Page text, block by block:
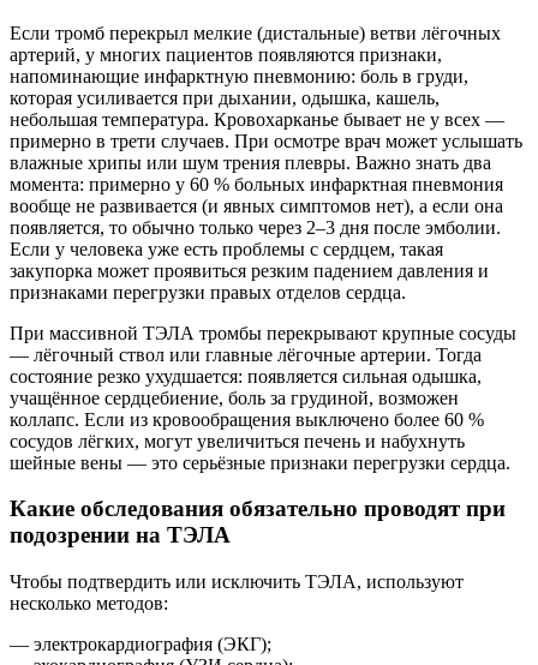
Если тромб перекрыл мелкие (дистальные) ветви лёгочных
артерий, у многих пациентов появляются признаки,
напоминающие инфарктную пневмонию: боль в груди,
которая усиливается при дыхании, одышка, кашель,
небольшая температура. Кровохарканье бывает не у всех —
примерно в трети случаев. При осмотре врач может услышать
влажные хрипы или шум трения плевры. Важно знать два
момента: примерно у 60 % больных инфарктная пневмония
вообще не развивается (и явных симптомов нет), а если она
появляется, то обычно только через 2–3 дня после эмболии.
Если у человека уже есть проблемы с сердцем, такая
закупорка может проявиться резким падением давления и
признаками перегрузки правых отделов сердца.
При массивной ТЭЛА тромбы перекрывают крупные сосуды
— лёгочный ствол или главные лёгочные артерии. Тогда
состояние резко ухудшается: появляется сильная одышка,
учащённое сердцебиение, боль за грудиной, возможен
коллапс. Если из кровообращения выключено более 60 %
сосудов лёгких, могут увеличиться печень и набухнуть
шейные вены — это серьёзные признаки перегрузки сердца.
Какие обследования обязательно проводят при
подозрении на ТЭЛА
Чтобы подтвердить или исключить ТЭЛА, используют
несколько методов:
— электрокардиография (ЭКГ);